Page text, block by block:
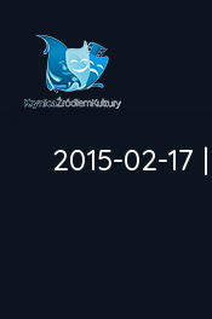
2015-02-17